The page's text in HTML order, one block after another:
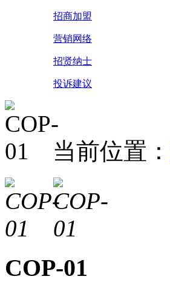
招商加盟
营销网络
招贤纳士
投诉建议
当前位置：
COP-01